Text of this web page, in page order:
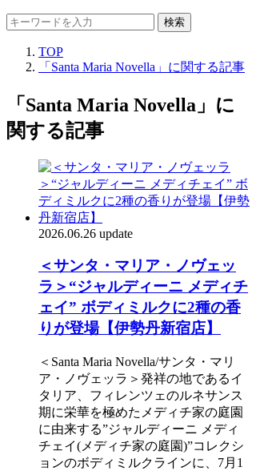
検索
TOP
「Santa Maria Novella」に関する記事
「Santa Maria Novella」に
関する記事
2026.06.26 update
＜サンタ・マリア・ノヴェッ
ラ＞“ジャルディーニ メディチ
ェイ” ボディミルクに2種の香
りが登場【伊勢丹新宿店】
＜Santa Maria Novella/サンタ・マリ
ア・ノヴェッラ＞発祥の地であるイ
タリア、フィレンツェのルネサンス
期に栄華を極めたメディチ家の庭園
に由来する”ジャルディーニ メディ
チェイ(メディチ家の庭園)”コレクシ
ョンのボディミルクラインに、7月1